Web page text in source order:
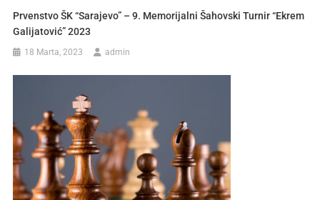
Prvenstvo ŠK “Sarajevo” – 9. Memorijalni Šahovski Turnir “Ekrem
Galijatović” 2023
18 Marta, 2023 admin